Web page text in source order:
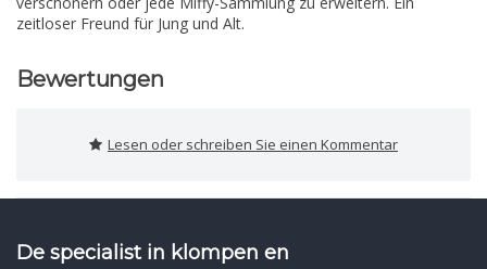
zeitloser Freund für Jung und Alt.
Bewertungen
Lesen oder schreiben Sie einen Kommentar
De specialist in klompen en